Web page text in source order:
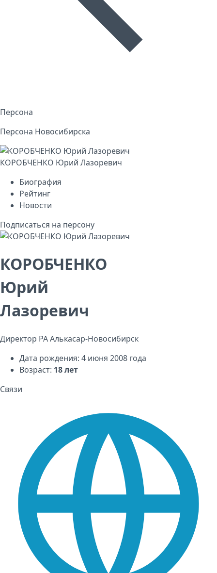
Персона
Персона Новосибирска
КОРОБЧЕНКО Юрий Лазоревич
Биография
Рейтинг
Новости
Подписаться на персону
КОРОБЧЕНКО
Юрий
Лазоревич
Директор РА Алькасар-Новосибирск
Дата рождения: 4 июня 2008 года
Возраст: 18 лет
Связи